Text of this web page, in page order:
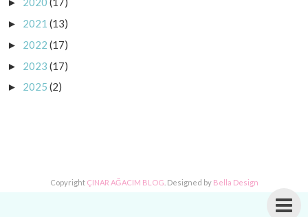
►
► 2021 (13)
► 2022 (17)
► 2023 (17)
► 2025 (2)
Copyright ÇINAR AĞACIM BLOG . Designed by Bella Design